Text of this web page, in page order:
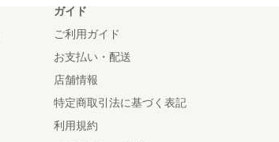
ガイド
ご利用ガイド
お支払い・配送
店舗情報
特定商取引法に基づく表記
利用規約